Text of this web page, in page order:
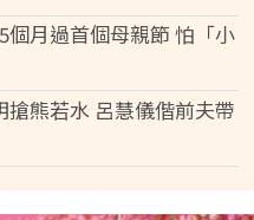
月過首個母親節 怕「小
熊若水 呂慧儀偕前夫帶